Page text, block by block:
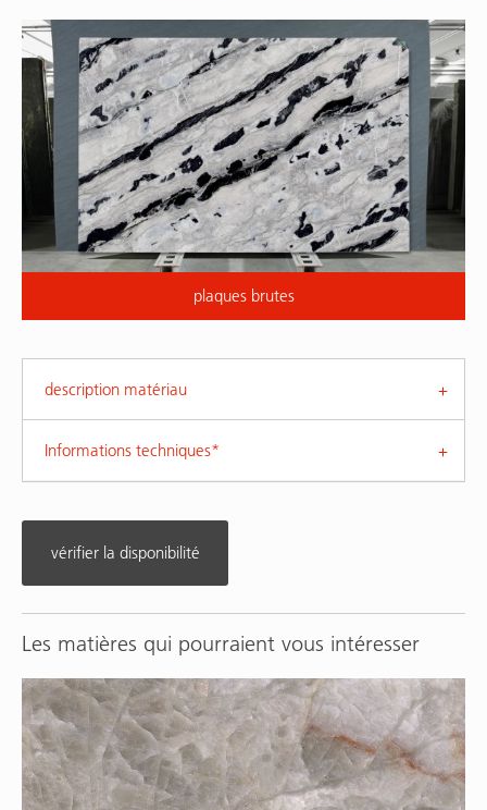
plaques brutes
description matériau
Informations techniques*
vérifier la disponibilité
Les matières qui pourraient vous intéresser